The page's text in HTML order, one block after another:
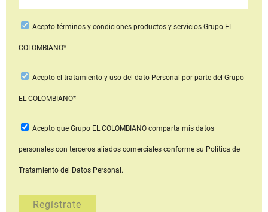
Aceptotérminos y condiciones productos y serviciosGrupo EL
COLOMBIANO*
Acepto el tratamiento y uso del dato Personal por parte del Grupo
EL COLOMBIANO*
Acepto que Grupo EL COLOMBIANOcomparta mis datos
personales con terceros aliados comerciales conforme su Política de
Tratamiento del Datos Personal.